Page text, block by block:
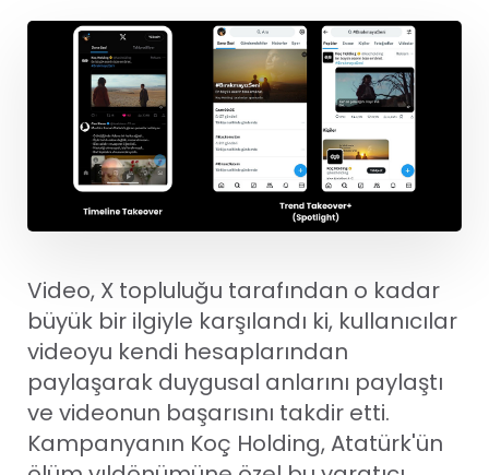
Video, X topluluğu tarafından o kadar
büyük bir ilgiyle karşılandı ki, kullanıcılar
videoyu kendi hesaplarından
paylaşarak duygusal anlarını paylaştı
ve videonun başarısını takdir etti.
Kampanyanın Koç Holding, Atatürk'ün